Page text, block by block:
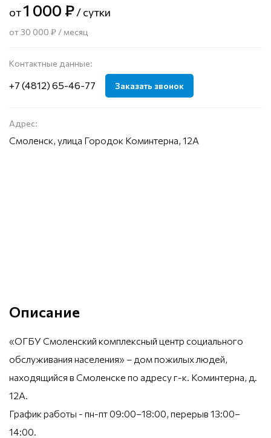
от1 000 ₽/ сутки
от 30 000 ₽ / месяц
Контактные данные:
+7 (4812) 65-46-77 Заказать звонок
Адрес:
Смоленск, улица Городок Коминтерна, 12А
Описание
«ОГБУ Смоленский комплексный центр социального
обслуживания населения» – дом пожилых людей,
находящийся в Смоленске по адресу г-к. Коминтерна, д.
12А.
График работы - пн-пт 09:00–18:00, перерыв 13:00–
14:00.